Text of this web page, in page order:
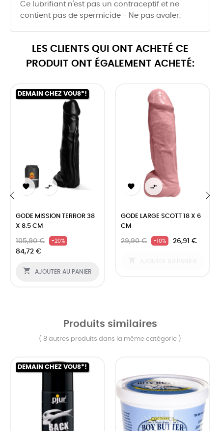
Ce lubrifiant n'est pas un contraceptif et ne
contient pas de spermicide - Ne pas avaler.
LES CLIENTS QUI ONT ACHETÉ CE
PRODUIT ONT ÉGALEMENT ACHETÉ:
DEMAIN CHEZ VOUS*!
 
GODE MISSION TERROR 38
X 8.5 CM
105,90 € -20%
84,72 €
 AJOUTER AU PANIER
 
GODE LARGE SCOTT 18 X 6
CM
29,90 € -10% 26,91 €
Produits similaires
( 8 autres produits dans la même catégorie )
DEMAIN CHEZ VOUS*!